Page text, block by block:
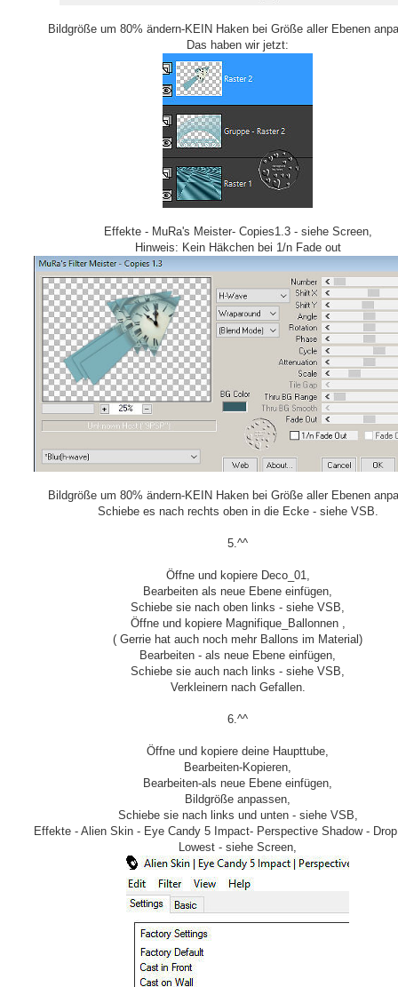
Bildgröße um 80% ändern-KEIN Haken bei Größe aller Ebenen
Das haben wir jetzt:
Effekte - MuRa's Meister- Copies1.3 - siehe Screen,
Hinweis: Kein Häkchen bei 1/n Fade out
Bildgröße um 80% ändern-KEIN Haken bei Größe aller Ebenen
Schiebe es nach rechts oben in die Ecke - siehe VSB.
5.^^
Öffne und kopiere Deco_01,
Bearbeiten als neue Ebene einfügen,
Schiebe sie nach oben links - siehe VSB,
Öffne und kopiere Magnifique_Ballonnen ,
( Gerrie hat auch noch mehr Ballons im Material)
Bearbeiten - als neue Ebene einfügen,
Schiebe sie auch nach links - siehe VSB,
Verkleinern nach Gefallen.
6.^^
Öffne und kopiere deine Haupttube,
Bearbeiten-Kopieren,
Bearbeiten-als neue Ebene einfügen,
Bildgröße anpassen,
Schiebe sie nach links und unten - siehe VSB,
Effekte - Alien Skin - Eye Candy 5 Impact- Perspective Shadow -
Lowest - siehe Screen,